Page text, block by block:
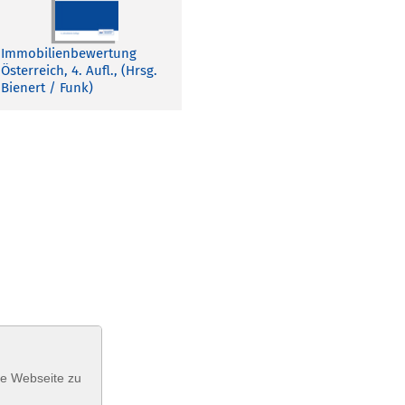
Immobilienbewertung
Österreich, 4. Aufl., (Hrsg.
Bienert / Funk)
Webseite zu